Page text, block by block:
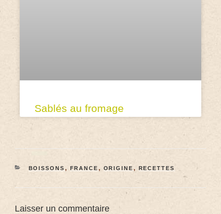
Sablés au fromage
BOISSONS , FRANCE , ORIGINE , RECETTES
Laisser un commentaire